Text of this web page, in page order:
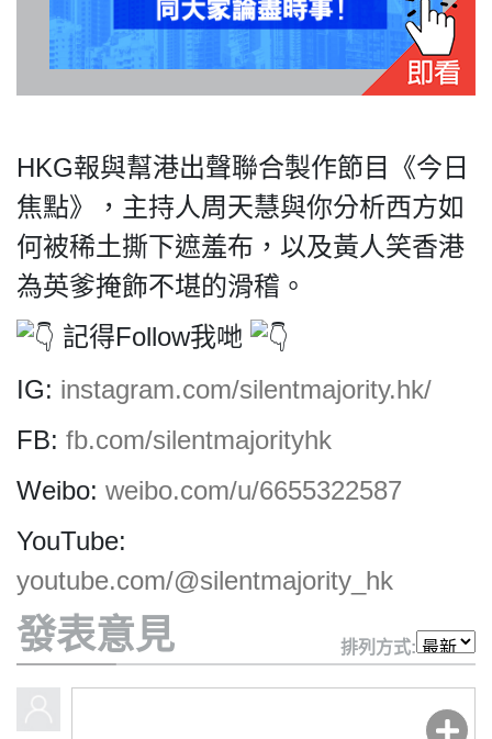
Silent
Majority
For
HK.
All
rights
reserved.
HKG報與幫港出聲聯合製作節目《今日
焦點》，主持人周天慧與你分析西方如
何被稀土撕下遮羞布，以及黃人笑香港
為英爹掩飾不堪的滑稽。
記得Follow我哋
IG: instagram.com/silentmajority.hk/
FB: fb.com/silentmajorityhk
Weibo: weibo.com/u/6655322587
YouTube:
youtube.com/@silentmajority_hk
發表意見 排列方式: